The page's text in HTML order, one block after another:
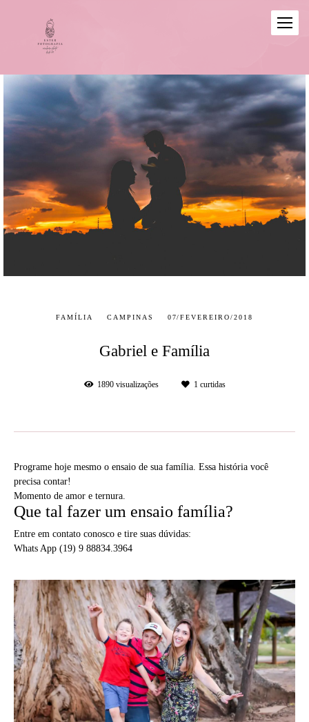
FAMÍLIA CAMPINAS 07/FEVEREIRO/2018
Gabriel e Família
1890visualizações 1curtidas
Programe hoje mesmo o ensaio de sua família. Essa história você
precisa contar!
Momento de amor e ternura.
Que tal fazer um ensaio família?
Entre em contato conosco e tire suas dúvidas:
Whats App (19) 9 88834.3964